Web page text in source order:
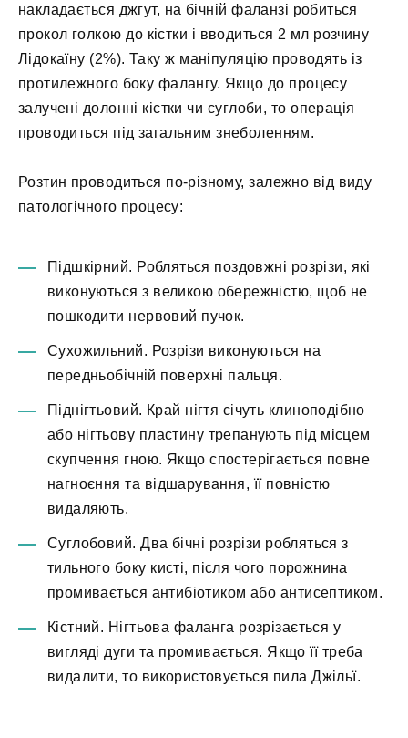
накладається джгут, на бічній фаланзі робиться
прокол голкою до кістки і вводиться 2 мл розчину
Лідокаїну (2%). Таку ж маніпуляцію проводять із
протилежного боку фалангу. Якщо до процесу
залучені долонні кістки чи суглоби, то операція
проводиться під загальним знеболенням.
Розтин проводиться по-різному, залежно від виду
патологічного процесу:
Підшкірний. Робляться поздовжні розрізи, які
виконуються з великою обережністю, щоб не
пошкодити нервовий пучок.
Сухожильний. Розрізи виконуються на
передньобічній поверхні пальця.
Піднігтьовий. Край нігтя січуть клиноподібно
або нігтьову пластину трепанують під місцем
скупчення гною. Якщо спостерігається повне
нагноєння та відшарування, її повністю
видаляють.
Суглобовий. Два бічні розрізи робляться з
тильного боку кисті, після чого порожнина
промивається антибіотиком або антисептиком.
Кістний. Нігтьова фаланга розрізається у
вигляді дуги та промивається. Якщо її треба
видалити, то використовується пила Джільї.